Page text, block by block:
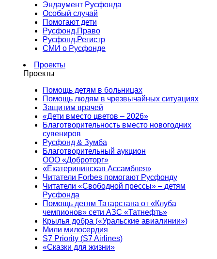
Эндаумент Русфонда
Особый случай
Помогают дети
Русфонд.Право
Русфонд.Регистр
СМИ о Русфонде
Проекты
Проекты
Помощь детям в больницах
Помощь людям в чрезвычайных ситуациях
Защитим врачей
«Дети вместо цветов – 2026»
Благотворительность вместо новогодних
сувениров
Русфонд & Зумба
Благотворительный аукцион
ООО «Доброторг»
«Екатерининская Ассамблея»
Читатели Forbes помогают Русфонду
Читатели «Свободной прессы» – детям
Русфонда
Помощь детям Татарстана от «Клуба
чемпионов» сети АЗС «Татнефть»
Крылья добра («Уральские авиалинии»)
Мили милосердия
S7 Priority (S7 Airlines)
«Сказки для жизни»